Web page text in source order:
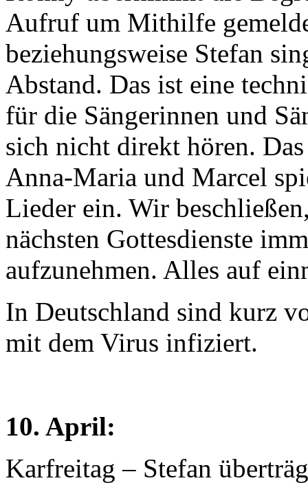
Aufruf um Mithilfe
beziehungsweise Stefan
Abstand. Das ist eine
für die Sängerinnen und
sich nicht direkt hören.
Anna-Maria und Marcel
Lieder ein. Wir
nächsten Gottesdienste
aufzunehmen. Alles auf
In Deutschland sind kurz
mit dem Virus infiziert.
10. April:
Karfreitag – Stefan